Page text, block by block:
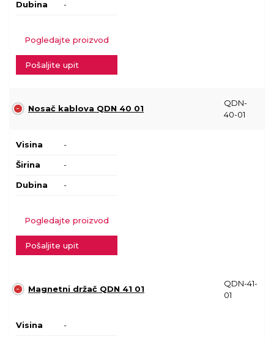
Dubina -
Pogledajte proizvod
Pošaljite upit
Nosač kablova QDN 40 01
QDN-
40-01
Visina -
Širina -
Dubina -
Pogledajte proizvod
Pošaljite upit
Magnetni držač QDN 41 01
QDN-41-
01
Visina -